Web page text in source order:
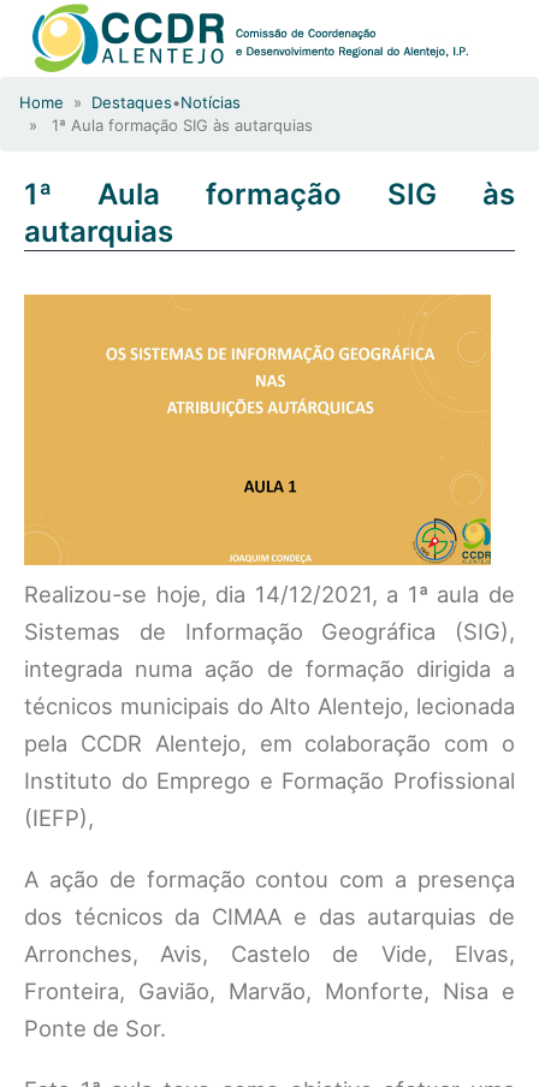
Home » Destaques•Notícias
» 1ª Aula formação SIG às autarquias
1ª Aula formação SIG às
autarquias
Realizou-se hoje, dia 14/12/2021, a 1ª aula de
Sistemas de Informação Geográfica (SIG),
integrada numa ação de formação dirigida a
técnicos municipais do Alto Alentejo, lecionada
pela CCDR Alentejo, em colaboração com o
Instituto do Emprego e Formação Profissional
(IEFP),
A ação de formação contou com a presença
dos técnicos da CIMAA e das autarquias de
Arronches, Avis, Castelo de Vide, Elvas,
Fronteira, Gavião, Marvão, Monforte, Nisa e
Ponte de Sor.